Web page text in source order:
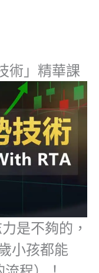
術」精華課
是不夠的，
小孩都能